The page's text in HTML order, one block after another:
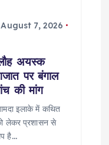
August 7, 2026
अयस्क
पर बंगाल
की मांग
इलाके में कथित
लेकर प्रशासन से
है…